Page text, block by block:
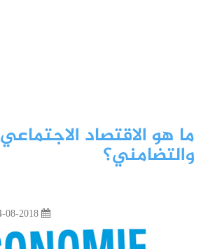
ما هو الاقتصاد الاجتماعي
والتضامني؟